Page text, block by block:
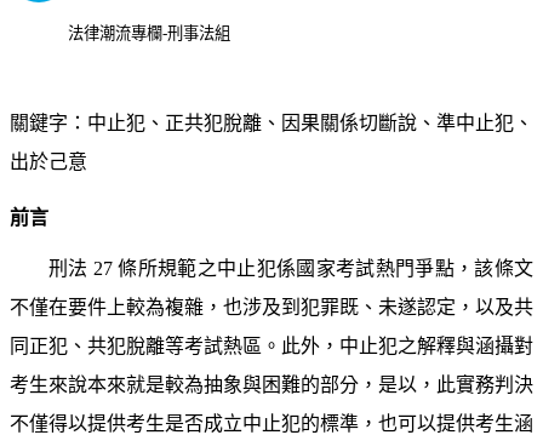
法律潮流專欄-刑事法組
關鍵字：中止犯、正共犯脫離、因果關係切斷說、準中止犯、
出於己意
前言
刑法 27 條所規範之中止犯係國家考試熱門爭點，該條文
不僅在要件上較為複雜，也涉及到犯罪既、未遂認定，以及共
同正犯、共犯脫離等考試熱區。此外，中止犯之解釋與涵攝對
考生來說本來就是較為抽象與困難的部分，是以，此實務判決
不僅得以提供考生是否成立中止犯的標準，也可以提供考生涵